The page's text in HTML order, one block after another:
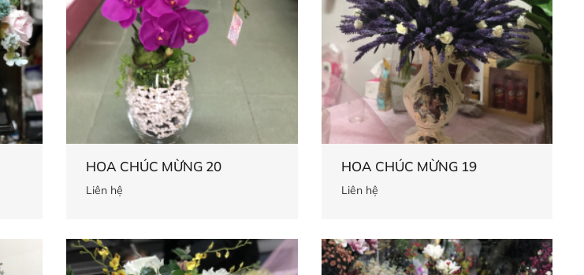
HOA CHÚC MỪNG 20
Liên hệ
HOA CHÚC MỪNG 19
Liên hệ